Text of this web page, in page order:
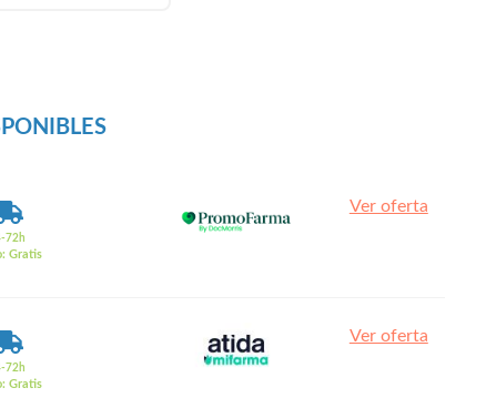
72h
Gratis
Ver oferta
72h
Gratis
Ver oferta